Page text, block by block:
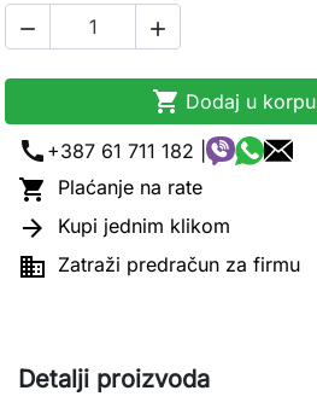
 
 Dodaj u korpu
call +387 61 711 182 |
 Plaćanje na rate
 Kupi jednim klikom
 Zatraži predračun za firmu
Detalji proizvoda